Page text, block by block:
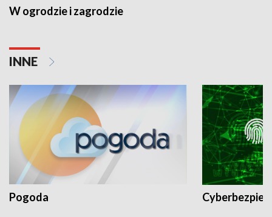
W ogrodzie i zagrodzie
INNE
Pogoda